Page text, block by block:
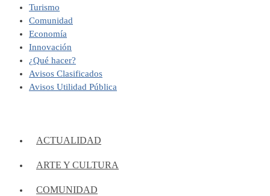
Turismo
Comunidad
Economía
Innovación
¿Qué hacer?
Avisos Clasificados
Avisos Utilidad Pública
ACTUALIDAD
ARTE Y CULTURA
COMUNIDAD